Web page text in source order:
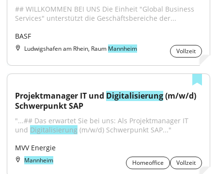
## WILLKOMMEN BEI UNS Die Einheit "Global Business
Services" unterstützt die Geschäftsbereiche der...
BASF
Ludwigshafen am Rhein, Raum Mannheim Vollzeit
Projektmanager IT und Digitalisierung (m/w/d)
Schwerpunkt SAP
"...## Das erwartet Sie bei uns: Als Projektmanager IT
und Digitalisierung (m/w/d) Schwerpunkt SAP..."
MVV Energie
Mannheim Homeoffice Vollzeit